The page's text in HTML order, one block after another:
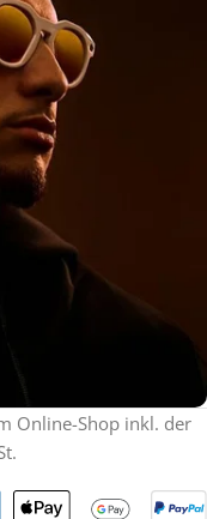
Online-Shop inkl. der